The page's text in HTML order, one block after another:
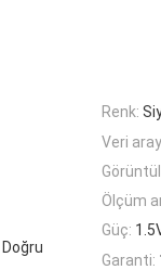
Renk:
Veri
Ölçüm
Güç:
Garanti: